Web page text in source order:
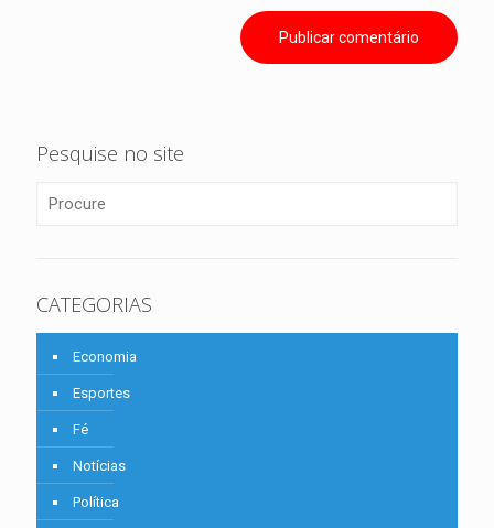
Pesquise no site
CATEGORIAS
Economia
Esportes
Fé
Notícias
Política